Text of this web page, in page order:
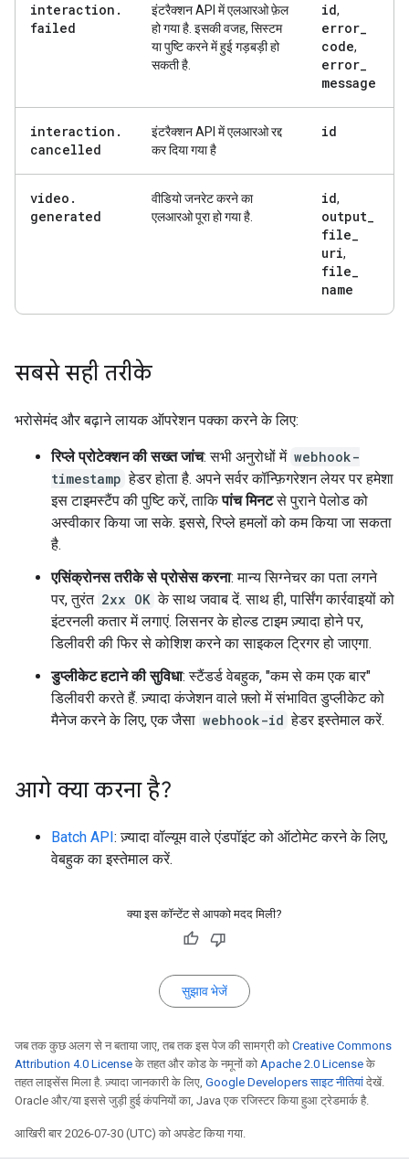
interaction .
failed
इंटरैक्शन API में एलआरओ फ़ेल
हो गया है. इसकी वजह, सिस्टम
या पुष्टि करने में हुई गड़बड़ी हो
सकती है.
id,
error_
code,
error_
message
interaction .
cancelled
इंटरैक्शन API में एलआरओ रद्द
कर दिया गया है
id
video .
generated
वीडियो जनरेट करने का
एलआरओ पूरा हो गया है.
id,
output_
file_
uri,
file_
name
सबसे सही तरीके
भरोसेमंद और बढ़ाने लायक ऑपरेशन पक्का करने के लिए:
रिप्ले प्रोटेक्शन की सख्त जांच: सभी अनुरोधों में webhook-
timestamp हेडर होता है. अपने सर्वर कॉन्फ़िगरेशन लेयर पर हमेशा
इस टाइमस्टैंप की पुष्टि करें, ताकिपांच मिनटसे पुराने पेलोड को
अस्वीकार किया जा सके. इससे, रिप्ले हमलों को कम किया जा सकता
है.
एसिंक्रोनस तरीके से प्रोसेस करना: मान्य सिग्नेचर का पता लगने
पर, तुरंत 2xx OK के साथ जवाब दें. साथ ही, पार्सिंग कार्रवाइयों को
इंटरनली कतार में लगाएं. लिसनर के होल्ड टाइम ज़्यादा होने पर,
डिलीवरी की फिर से कोशिश करने का साइकल ट्रिगर हो जाएगा.
डुप्लीकेट हटाने की सुविधा: स्टैंडर्ड वेबहुक, "कम से कम एक बार"
डिलीवरी करते हैं. ज़्यादा कंजेशन वाले फ़्लो में संभावित डुप्लीकेट को
मैनेज करने के लिए, एक जैसा webhook-id हेडर इस्तेमाल करें.
आगे क्या करना है?
Batch API: ज़्यादा वॉल्यूम वाले एंडपॉइंट को ऑटोमेट करने के लिए,
वेबहुक का इस्तेमाल करें.
क्या इस कॉन्टेंट से आपको मदद मिली?
सुझाव भेजें
जब तक कुछ अलग से न बताया जाए, तब तक इस पेज की सामग्री को Creative Commons
Attribution 4.0 License के तहत और कोड के नमूनों को Apache 2.0 License के
तहत लाइसेंस मिला है. ज़्यादा जानकारी के लिए, Google Developers साइट नीतियां देखें.
Oracle और/या इससे जुड़ी हुई कंपनियों का, Java एक रजिस्टर किया हुआ ट्रेडमार्क है.
आखिरी बार 2026-07-30 (UTC) को अपडेट किया गया.